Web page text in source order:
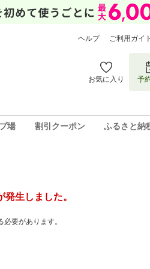
ヘルプ ご利用ガイ
お気に入り 予
場 割引クーポン ふるさと納
生しました。
要があります。